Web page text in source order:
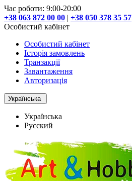
Час роботи: 9:00-20:00
+38 063 872 00 00 | +38 050 378 35 57
Особистий кабінет
Особистий кабінет
Історія замовлень
Транзакції
Завантаження
Авторизація
Українська
Українська
Русский